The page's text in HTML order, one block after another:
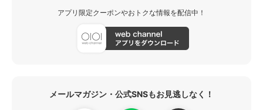
アプリ限定クーポンやおトクな情報を配信中！
メールマガジン・公式SNSもお見逃しなく！